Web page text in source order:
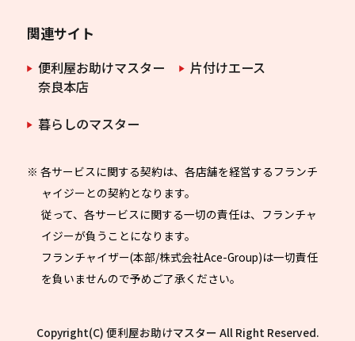
関連サイト
便利屋お助けマスター
奈良本店
片付けエース
暮らしのマスター
※ 各サービスに関する契約は、各店舗を経営するフランチ
ャイジーとの契約となります。
従って、各サービスに関する一切の責任は、フランチャ
イジーが負うことになります。
フランチャイザー(本部/株式会社Ace-Group)は一切責任
を負いませんので予めご了承ください。
Copyright(C) 便利屋お助けマスター All Right Reserved.